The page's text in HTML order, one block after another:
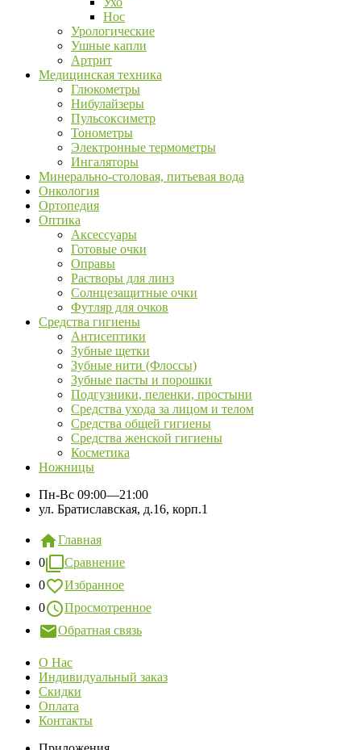
Нос
Урологические
Ушные капли
Артрит
Медицинская техника
Глюкометры
Нибулайзеры
Пульсоксиметр
Тонометры
Электронные термометры
Ингаляторы
Минерально-столовая, питьевая вода
Онкология
Ортопедия
Оптика
Аксессуары
Готовые очки
Оправы
Растворы для линз
Солнцезащитные очки
Футляр для очков
Средства гигиены
Антисептики
Зубные щетки
Зубные нити (Флоссы)
Зубные пасты и порошки
Подгузники, пеленки, простыни
Средства ухода за лицом и телом
Средства общей гигиены
Средства женской гигиены
Косметика
Ножницы
Пн-Вс 09:00—21:00
ул. Братиславская, д.16, корп.1
Главная
0
Сравнение
0
Избранное
0
Просмотренное
Обратная связь
О Нас
Индивидуальный заказ
Скидки
Оплата
Контакты